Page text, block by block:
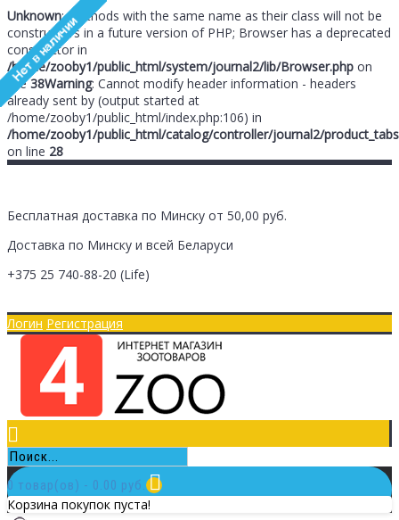
Unknown: Methods with the same name as their class will not be
constructors in a future version of PHP; Browser has a deprecated
constructor in
/home/zooby1/public_html/system/journal2/lib/Browser.php on
line38Warning: Cannot modify header information - headers
already sent by (output started at
/home/zooby1/public_html/index.php:106) in
/home/zooby1/public_html/catalog/controller/journal2/
on line 28
Бесплатная доставка по Минску от 50,00 руб.
Доставка по Минску и всей Беларуси
+375 25 740-88-20 (Life)
Логин Регистрация
0 товар(ов) - 0.00 руб.
Корзина покупок пуста!